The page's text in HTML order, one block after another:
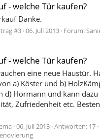
- welche Tür kaufen?
Danke.
#3 06. Juli 2013 Forum:
- welche Tür kaufen?
eine neue Haustür.
a) Köster und b)
d) Hörmann und kann
Zufriedenheit etc.
06. Juli 2013 Antworten: 17